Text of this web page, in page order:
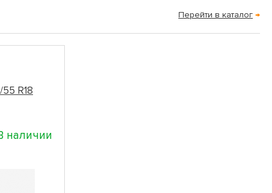
Перейти в каталог →
R18
наличии